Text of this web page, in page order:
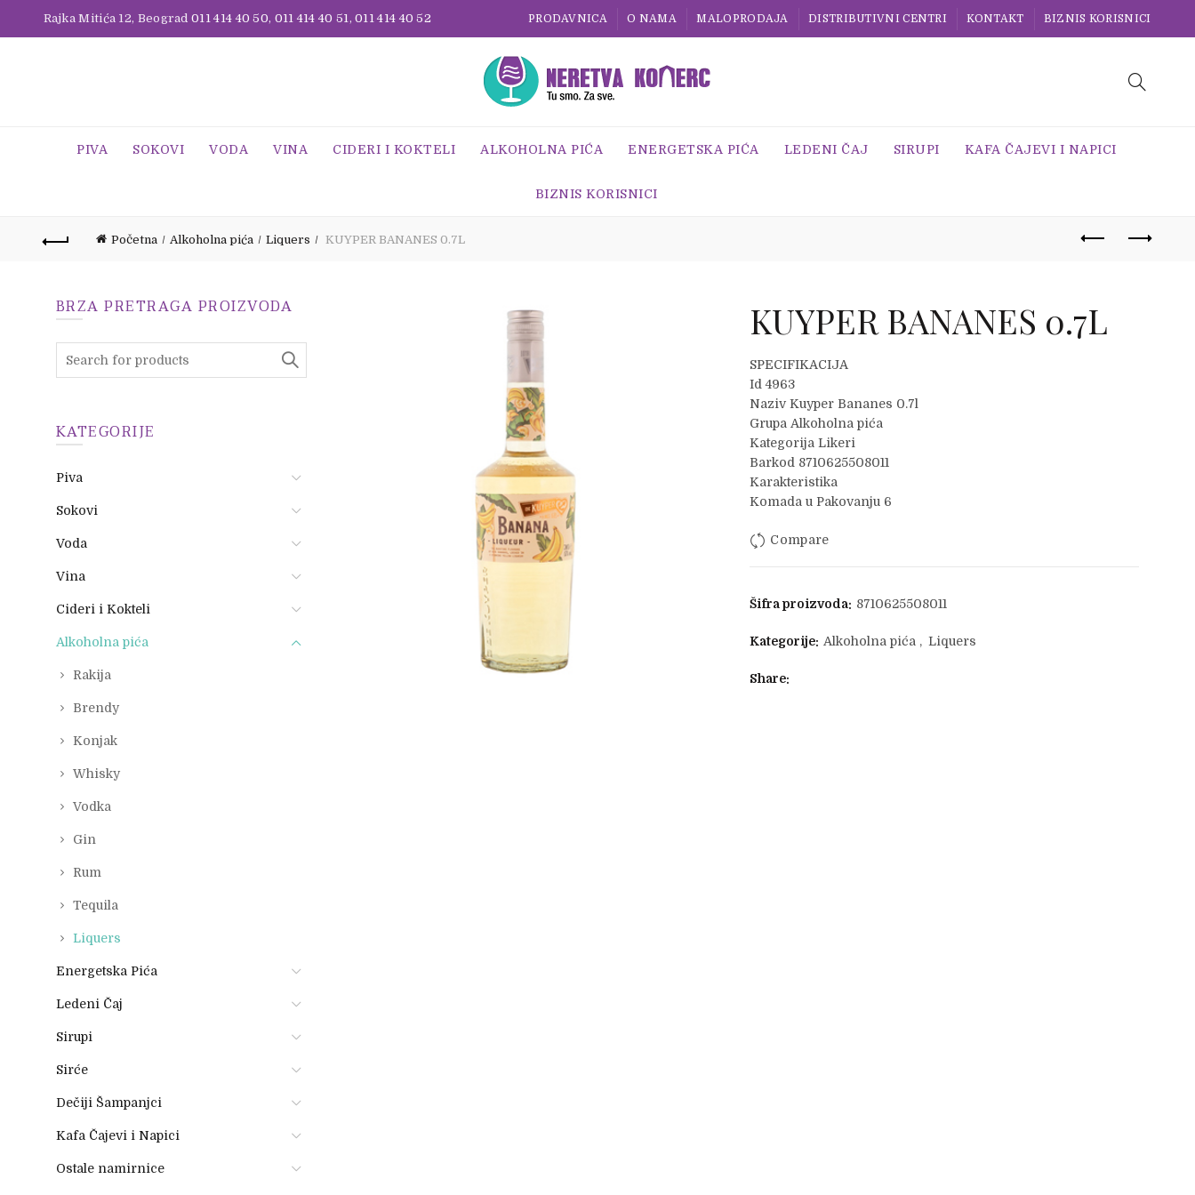
Rajka Mitića 12, Beograd011 414 40 50, 011 414 40 51,011 414 40 52 PRODAVNICA O NAMA MALOPRODAJA DISTRIBUTIVNI CENTRI KONTAKT BIZNIS KORISNICI
PIVA SOKOVI VODA VINA CIDERI I KOKTELI ALKOHOLNA PIĆA ENERGETSKA PIĆA LEDENI ČAJ SIRUPI KAFA ČAJEVI I NAPICI
BIZNIS KORISNICI
Početna Alkoholna pića Liquers KUYPER BANANES 0.7L
KUYPER BANANES 0.7L
SPECIFIKACIJA
Id 4963
Naziv Kuyper Bananes 0.7l
Grupa Alkoholna pića
Kategorija Likeri
Barkod 8710625508011
Karakteristika
Komada u Pakovanju 6
Compare
Šifra proizvoda: 8710625508011
Kategorije: Alkoholna pića , Liquers
Share
BRZA PRETRAGA PROIZVODA
KATEGORIJE
Piva
Sokovi
Voda
Vina
Cideri i Kokteli
Alkoholna pića
Rakija
Brendy
Konjak
Whisky
Vodka
Gin
Rum
Tequila
Liquers
Energetska Pića
Ledeni Čaj
Sirupi
Sirće
Dečiji Šampanjci
Kafa Čajevi i Napici
Ostale namirnice